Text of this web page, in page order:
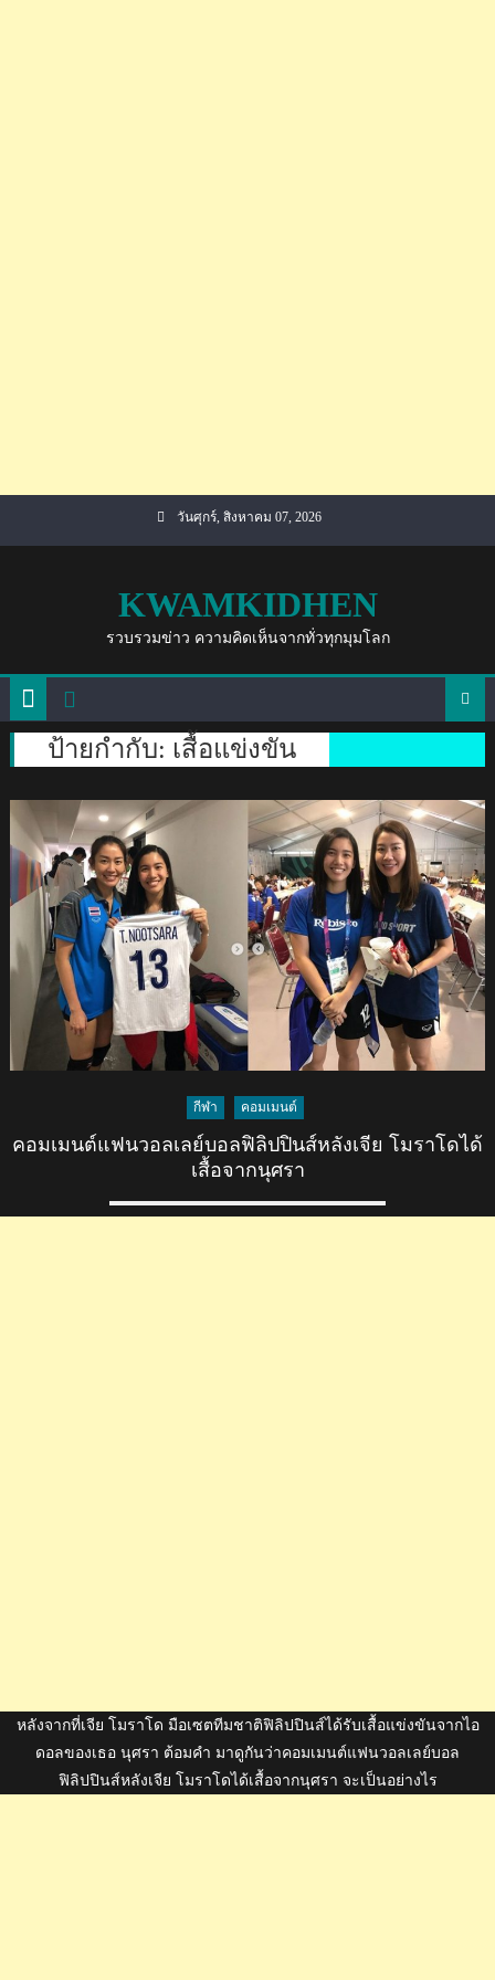
วันศุกร์, สิงหาคม 07, 2026
KWAMKIDHEN
รวบรวมข่าว ความคิดเห็นจากทั่วทุกมุมโลก
ป้ายกำกับ: เสื้อแข่งขัน
กีฬา คอมเมนต์
คอมเมนต์แฟนวอลเลย์บอลฟิลิปปินส์หลังเจีย โมราโดได้
เสื้อจากนุศรา
หลังจากที่เจีย โมราโด มือเซตทีมชาติฟิลิปปินส์ได้รับเสื้อแข่งขันจากไอ
ดอลของเธอ นุศรา ต้อมคำ มาดูกันว่าคอมเมนต์แฟนวอลเลย์บอล
ฟิลิปปินส์หลังเจีย โมราโดได้เสื้อจากนุศรา จะเป็นอย่างไร